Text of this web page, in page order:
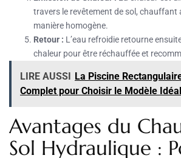
travers le revêtement de sol, chauffant
manière homogène.
Retour : L’eau refroidie retourne
chaleur pour être réchauffée et
LIRE AUSSI
La Piscine
Complet pour Choisir le Modèle Idéal
Avantages du
Sol Hydraulique :